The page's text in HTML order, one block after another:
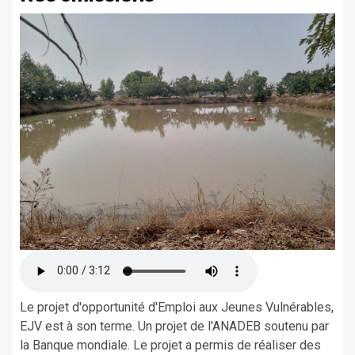
Le projet d'opportunité d'Emploi aux Jeunes Vulnérables,
EJV est à son terme. Un projet de l'ANADEB soutenu par
la Banque mondiale. Le projet a permis de réaliser des